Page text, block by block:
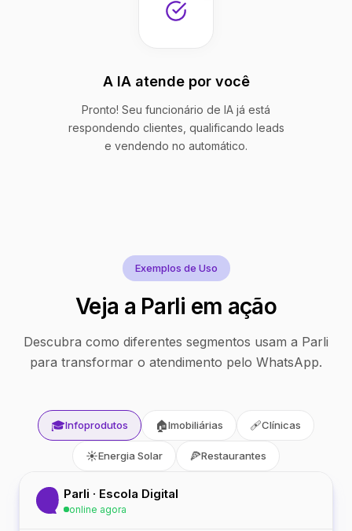
A IA atende por você
Pronto! Seu funcionário de IA já está
respondendo clientes, qualificando leads
e vendendo no automático.
Exemplos de Uso
Veja a Parli em ação
Descubra como diferentes segmentos usam a Parli
para transformar o atendimento pelo WhatsApp.
🎓Infoprodutos 🏠Imobiliárias 🩹Clínicas
☀️Energia Solar 🍕Restaurantes
Parli · Escola Digital
online agora